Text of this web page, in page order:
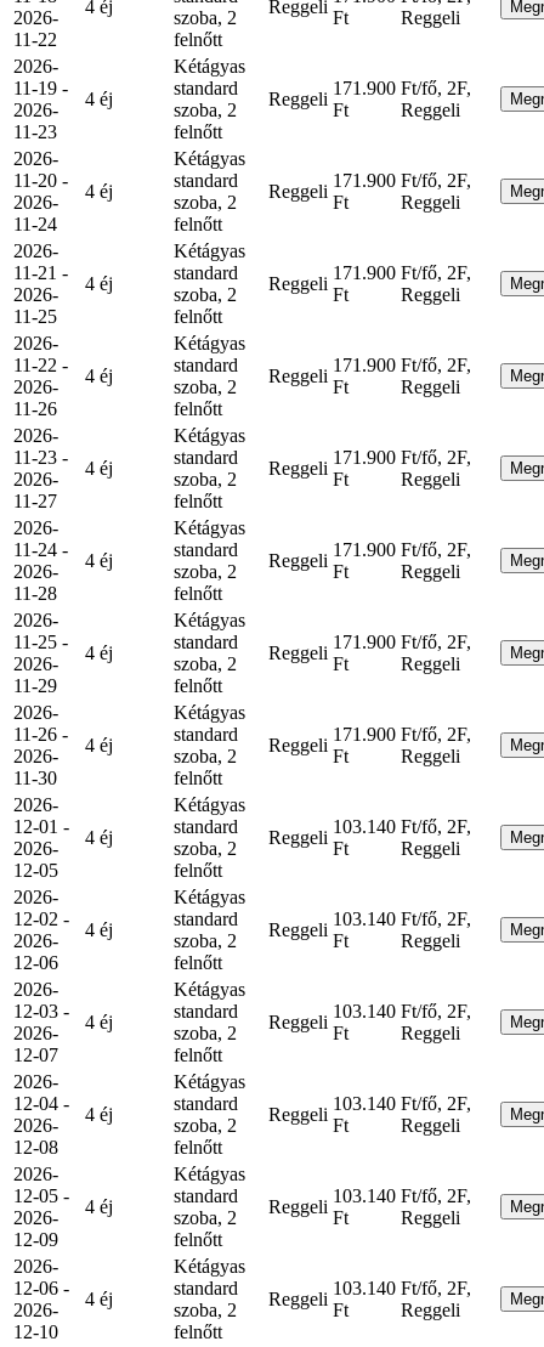
2026-
11-22
4 éj
szoba, 2
felnőtt
Reggeli
Ft
Reggeli
2026-
11-19 -
2026-
11-23
4 éj
Kétágyas
standard
szoba, 2
felnőtt
Reggeli
171.900
Ft
Ft/fő, 2F,
Reggeli
2026-
11-20 -
2026-
11-24
4 éj
Kétágyas
standard
szoba, 2
felnőtt
Reggeli
171.900
Ft
Ft/fő, 2F,
Reggeli
2026-
11-21 -
2026-
11-25
4 éj
Kétágyas
standard
szoba, 2
felnőtt
Reggeli
171.900
Ft
Ft/fő, 2F,
Reggeli
2026-
11-22 -
2026-
11-26
4 éj
Kétágyas
standard
szoba, 2
felnőtt
Reggeli
171.900
Ft
Ft/fő, 2F,
Reggeli
2026-
11-23 -
2026-
11-27
4 éj
Kétágyas
standard
szoba, 2
felnőtt
Reggeli
171.900
Ft
Ft/fő, 2F,
Reggeli
2026-
11-24 -
2026-
11-28
4 éj
Kétágyas
standard
szoba, 2
felnőtt
Reggeli
171.900
Ft
Ft/fő, 2F,
Reggeli
2026-
11-25 -
2026-
11-29
4 éj
Kétágyas
standard
szoba, 2
felnőtt
Reggeli
171.900
Ft
Ft/fő, 2F,
Reggeli
2026-
11-26 -
2026-
11-30
4 éj
Kétágyas
standard
szoba, 2
felnőtt
Reggeli
171.900
Ft
Ft/fő, 2F,
Reggeli
2026-
12-01 -
2026-
12-05
4 éj
Kétágyas
standard
szoba, 2
felnőtt
Reggeli
103.140
Ft
Ft/fő, 2F,
Reggeli
2026-
12-02 -
2026-
12-06
4 éj
Kétágyas
standard
szoba, 2
felnőtt
Reggeli
103.140
Ft
Ft/fő, 2F,
Reggeli
2026-
12-03 -
2026-
12-07
4 éj
Kétágyas
standard
szoba, 2
felnőtt
Reggeli
103.140
Ft
Ft/fő, 2F,
Reggeli
2026-
12-04 -
2026-
12-08
4 éj
Kétágyas
standard
szoba, 2
felnőtt
Reggeli
103.140
Ft
Ft/fő, 2F,
Reggeli
2026-
12-05 -
2026-
12-09
4 éj
Kétágyas
standard
szoba, 2
felnőtt
Reggeli
103.140
Ft
Ft/fő, 2F,
Reggeli
2026-
12-06 -
2026-
12-10
4 éj
Kétágyas
standard
szoba, 2
felnőtt
Reggeli
103.140
Ft
Ft/fő, 2F,
Reggeli